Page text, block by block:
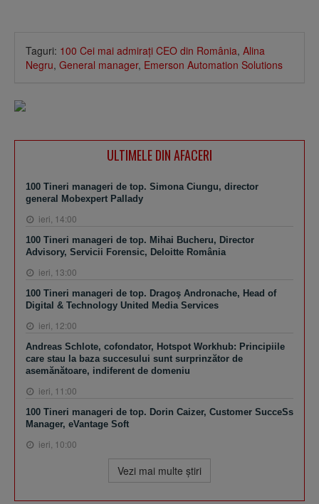
Taguri: 100 Cei mai admiraţi CEO din România, Alina
Negru, General manager, Emerson Automation Solutions
ULTIMELE DIN AFACERI
100 Tineri manageri de top. Simona Ciungu, director
general Mobexpert Pallady
ieri, 14:00
100 Tineri manageri de top. Mihai Bucheru, Director
Advisory, Servicii Forensic, Deloitte România
ieri, 13:00
100 Tineri manageri de top. Dragoş Andronache, Head of
Digital & Technology United Media Services
ieri, 12:00
Andreas Schlote, cofondator, Hotspot Workhub: Principiile
care stau la baza succesului sunt surprinzător de
asemănătoare, indiferent de domeniu
ieri, 11:00
100 Tineri manageri de top. Dorin Caizer, Customer SucceSs
Manager, eVantage Soft
ieri, 10:00
Vezi mai multe ştiri